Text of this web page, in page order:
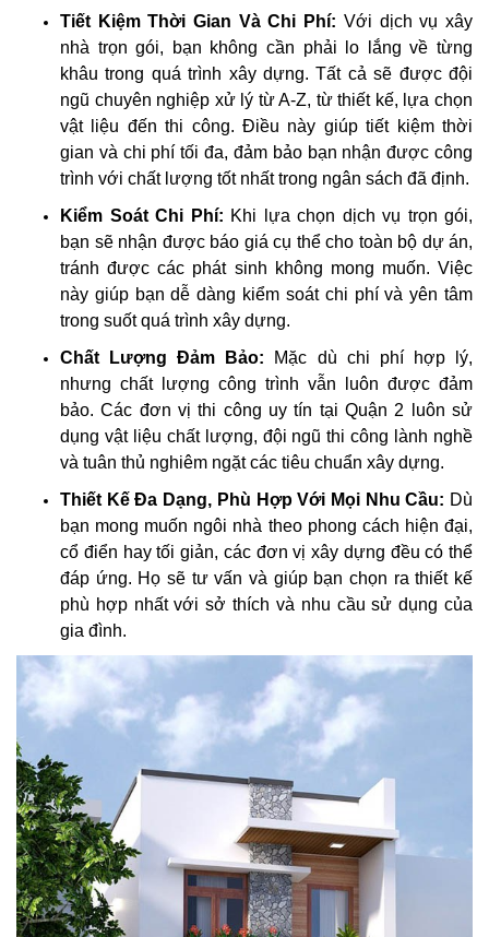
Tiết Kiệm Thời Gian Và Chi Phí: Với dịch vụ xây
nhà trọn gói, bạn không cần phải lo lắng về từng
khâu trong quá trình xây dựng. Tất cả sẽ được đội
ngũ chuyên nghiệp xử lý từ A-Z, từ thiết kế, lựa chọn
vật liệu đến thi công. Điều này giúp tiết kiệm thời
gian và chi phí tối đa, đảm bảo bạn nhận được công
trình với chất lượng tốt nhất trong ngân sách đã định.
Kiểm Soát Chi Phí: Khi lựa chọn dịch vụ trọn gói,
bạn sẽ nhận được báo giá cụ thể cho toàn bộ dự án,
tránh được các phát sinh không mong muốn. Việc
này giúp bạn dễ dàng kiểm soát chi phí và yên tâm
trong suốt quá trình xây dựng.
Chất Lượng Đảm Bảo: Mặc dù chi phí hợp lý,
nhưng chất lượng công trình vẫn luôn được đảm
bảo. Các đơn vị thi công uy tín tại Quận 2 luôn sử
dụng vật liệu chất lượng, đội ngũ thi công lành nghề
và tuân thủ nghiêm ngặt các tiêu chuẩn xây dựng.
Thiết Kế Đa Dạng, Phù Hợp Với Mọi Nhu Cầu: Dù
bạn mong muốn ngôi nhà theo phong cách hiện đại,
cổ điển hay tối giản, các đơn vị xây dựng đều có thể
đáp ứng. Họ sẽ tư vấn và giúp bạn chọn ra thiết kế
phù hợp nhất với sở thích và nhu cầu sử dụng của
gia đình.